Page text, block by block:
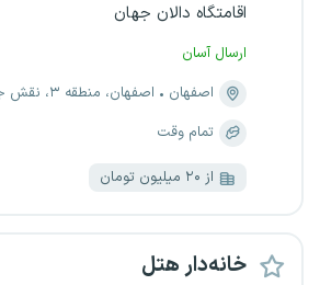
اقامتگاه دالان جهان
ارسال آسان
اصفهان
اصفهان، منطقه ۳، نقش جهان
تمام وقت
از ۲۰ میلیون تومان
خانه‌دار هتل